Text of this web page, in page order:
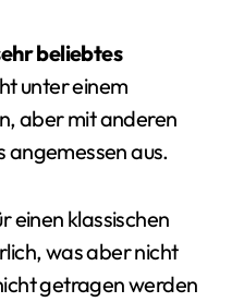
beliebtes
unter einem
aber mit anderen
angemessen aus.
einen klassischen
was aber nicht
getragen werden